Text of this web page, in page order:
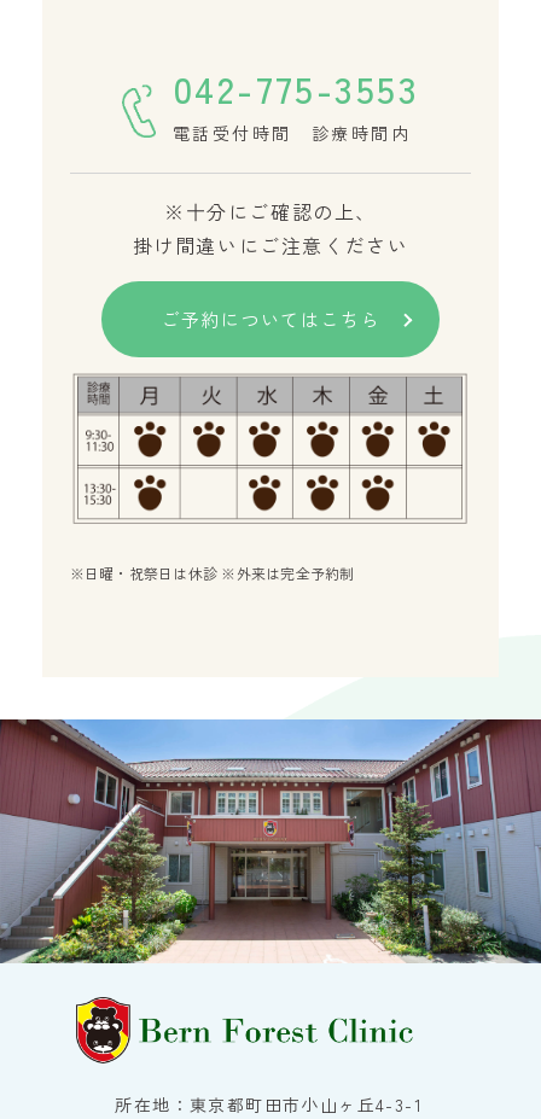
042-775-3553
電話受付時間 診療時間内
※十分にご確認の上、
掛け間違いにご注意ください
ご予約についてはこちら
※日曜・祝祭日は休診 ※外来は完全予約制
所在地：東京都町田市小山ヶ丘4-3-1